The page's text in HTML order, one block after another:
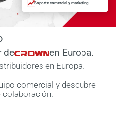
de en Europa.
en Europa.
comercial y descubre
colaboración.
Soporte comercial y marketing